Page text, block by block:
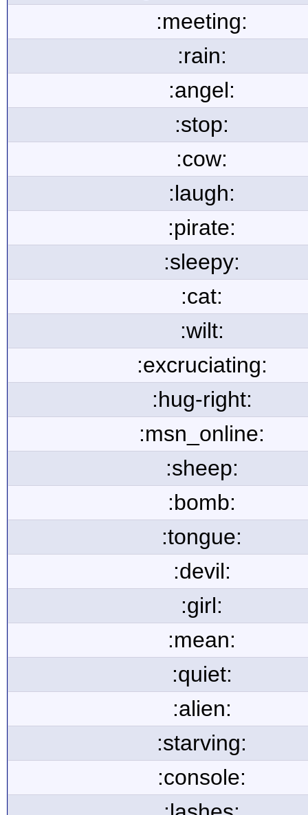
:meeting:
:rain:
:angel:
:stop:
:cow:
:laugh:
:pirate:
:sleepy:
:cat:
:wilt:
:excruciating:
:hug-right:
:msn_online:
:sheep:
:bomb:
:tongue:
:devil:
:girl:
:mean:
:quiet:
:alien:
:starving:
:console: